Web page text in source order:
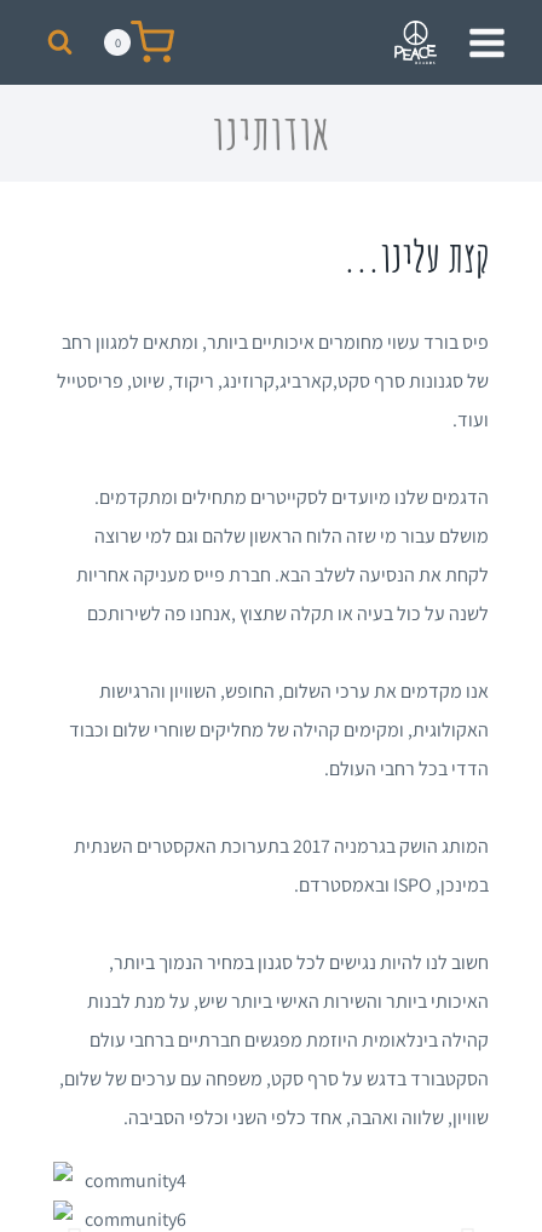
0
אודותינו
קצת עלינו...
פיס בורד עשוי מחומרים איכותיים ביותר, ומתאים למגוון רחב
של סגנונות סרף סקט,קארביג,קרוזינג, ריקוד, שיוט, פריסטייל
ועוד.
הדגמים שלנו מיועדים לסקייטרים מתחילים ומתקדמים.
מושלם עבור מי שזה הלוח הראשון שלהם וגם למי שרוצה
לקחת את הנסיעה לשלב הבא. חברת פייס מעניקה אחריות
לשנה על כול בעיה או תקלה שתצוץ ,אנחנו פה לשירותכם
אנו מקדמים את ערכי השלום, החופש, השוויון והרגישות
האקולוגית, ומקימים קהילה של מחליקים שוחרי שלום וכבוד
הדדי בכל רחבי העולם.
המותג הושק בגרמניה 2017 בתערוכת האקסטרים השנתית
במינכן, ISPO ובאמסטרדם.
חשוב לנו להיות נגישים לכל סגנון במחיר הנמוך ביותר,
האיכותי ביותר והשירות האישי ביותר שיש, על מנת לבנות
קהילה בינלאומית היוזמת מפגשים חברתיים ברחבי עולם
הסקטבורד בדגש על סרף סקט, משפחה עם ערכים של שלום,
שוויון, שלווה ואהבה, אחד כלפי השני וכלפי הסביבה.